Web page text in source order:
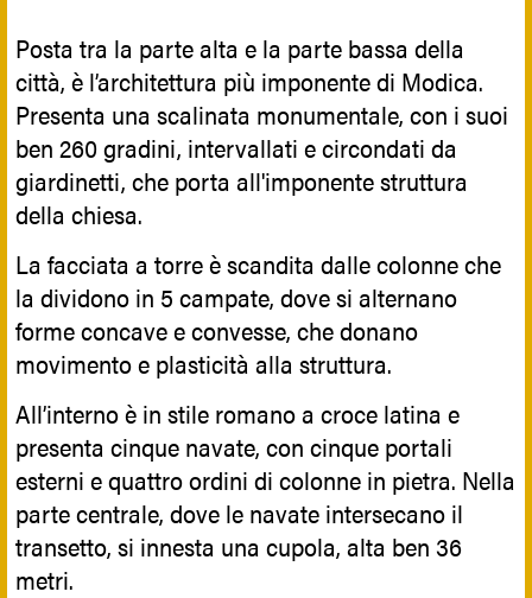
Posta tra la parte alta e la parte bassa della
città, è l’architettura più imponente di Modica.
Presenta una scalinata monumentale, con i suoi
ben 260 gradini, intervallati e circondati da
giardinetti, che porta all'imponente struttura
della chiesa.
La facciata a torre è scandita dalle colonne che
la dividono in 5 campate, dove si alternano
forme concave e convesse, che donano
movimento e plasticità alla struttura.
All’interno è in stile romano a croce latina e
presenta cinque navate, con cinque portali
esterni e quattro ordini di colonne in pietra. Nella
parte centrale, dove le navate intersecano il
transetto, si innesta una cupola, alta ben 36
metri.